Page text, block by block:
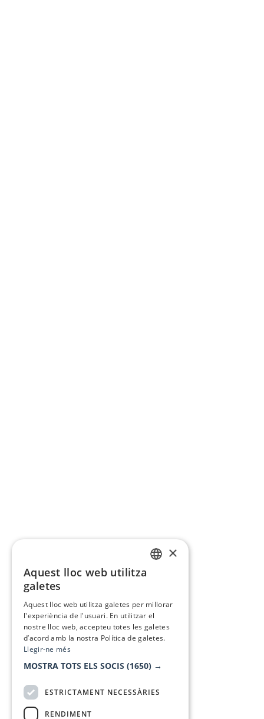
×
Aquest lloc web utilitza
galetes
Aquest lloc web utilitza galetes per millorar
l'experiència de l'usuari. En utilitzar el
nostre lloc web, accepteu totes les galetes
d’acord amb la nostra Política de galetes.
Llegir-ne més
MOSTRA TOTS ELS SOCIS (1650) →
ESTRICTAMENT NECESSÀRIES
RENDIMENT